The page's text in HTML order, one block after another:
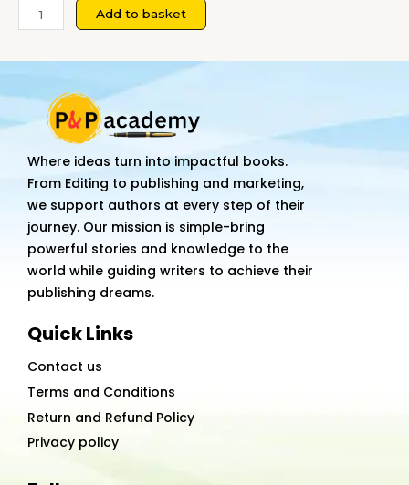
Sanatan
Satyam:
Na
quantity
Add to basket
Where ideas turn into impactful books.
From Editing to publishing and marketing,
we support authors at every step of their
journey. Our mission is simple-bring
powerful stories and knowledge to the
world while guiding writers to achieve their
publishing dreams.
Quick Links
Contact us
Terms and Conditions
Return and Refund Policy
Privacy policy